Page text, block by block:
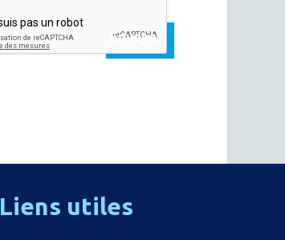
Envoyer
Liens utiles